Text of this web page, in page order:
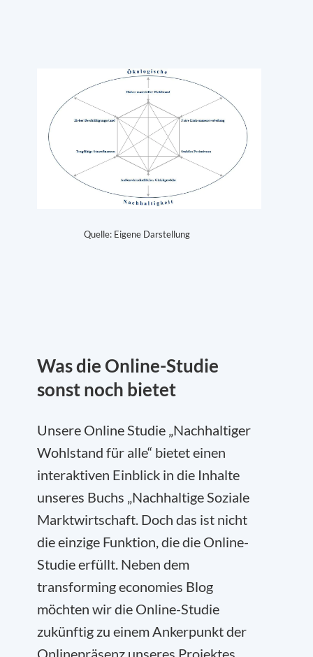
Quelle: Eigene Darstellung
Was die Online-Studie
sonst noch bietet
Unsere Online Studie „Nachhaltiger
Wohlstand für alle“ bietet einen
interaktiven Einblick in die Inhalte
unseres Buchs „Nachhaltige Soziale
Marktwirtschaft. Doch das ist nicht
die einzige Funktion, die die Online-
Studie erfüllt. Neben dem
transforming economies Blog
möchten wir die Online-Studie
zukünftig zu einem Ankerpunkt der
Onlinepräsenz unseres Projektes